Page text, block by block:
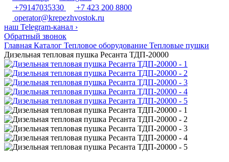
+79147035330
+7 423 200 8800
operator@krepezhvostok.ru
наш Telegram-канал ›
Обратный звонок
Главная Каталог Тепловое оборудование Тепловые пушки
Дизельная тепловая пушка Ресанта ТДП-20000